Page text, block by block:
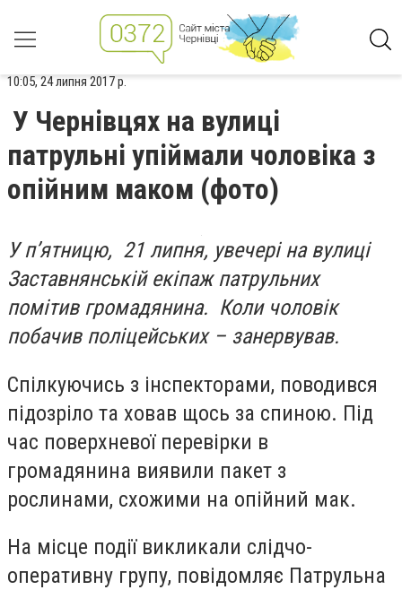
10:05, 24 липня 2017 р.
У Чернівцях на вулиці
патрульні упіймали чоловіка з
опійним маком (фото)
У п’ятницю, 21 липня, увечері на вулиці
Заставнянській екіпаж патрульних
помітив громадянина. Коли чоловік
побачив поліцейських – занервував.
Спілкуючись з інспекторами, поводився
підозріло та ховав щось за спиною. Під
час поверхневої перевірки в
громадянина виявили пакет з
рослинами, схожими на опійний мак.
На місце події викликали слідчо-
оперативну групу, повідомляє Патрульна